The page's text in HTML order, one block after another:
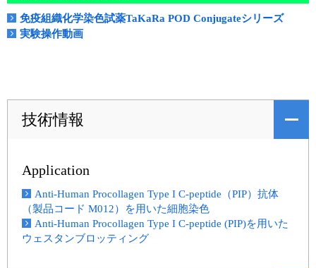
免疫組織化学染色試薬TaKaRa POD Conjugateシリーズ
実験操作動画
技術情報
Application
Anti-Human Procollagen Type I C-peptide（PIP）抗体
（製品コード M012）を用いた細胞染色
Anti-Human Procollagen Type I C-peptide (PIP)を用いた
ウェスタンブロッティング